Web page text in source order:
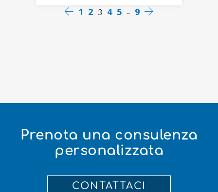
1 2 3 4 5 … 9
Prenota una consulenza
personalizzata
CONTATTACI